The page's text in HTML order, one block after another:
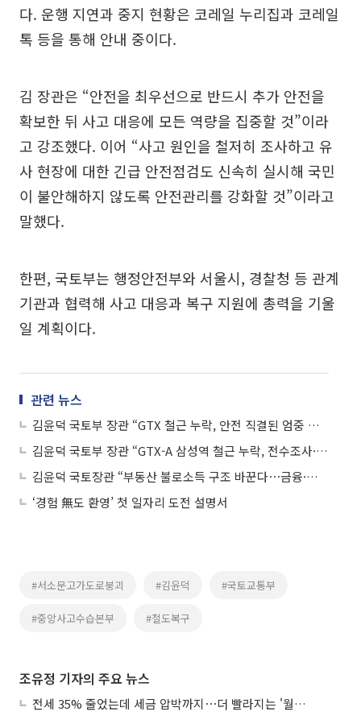
다. 운행 지연과 중지 현황은 코레일 누리집과 코레일
톡 등을 통해 안내 중이다.
김 장관은 “안전을 최우선으로 반드시 추가 안전을
확보한 뒤 사고 대응에 모든 역량을 집중할 것”이라
고 강조했다. 이어 “사고 원인을 철저히 조사하고 유
사 현장에 대한 긴급 안전점검도 신속히 실시해 국민
이 불안해하지 않도록 안전관리를 강화할 것”이라고
말했다.
한편, 국토부는 행정안전부와 서울시, 경찰청 등 관계
기관과 협력해 사고 대응과 복구 지원에 총력을 기울
일 계획이다.
관련 뉴스
김윤덕 국토부 장관 “GTX 철근 누락, 안전 직결된 엄중 사안…모든 보강방안 검토”
김윤덕 국토부 장관 “GTX-A 삼성역 철근 누락, 전수조사·감사 착수”
김윤덕 국토장관 “부동산 불로소득 구조 바꾼다⋯금융·세제·공급 재설계”
‘경험 無도 환영’ 첫 일자리 도전 설명서
#서소문고가도로붕괴 #김윤덕 #국토교통부
#중앙사고수습본부 #철도복구
조유정 기자의 주요 뉴스
전세 35% 줄었는데 세금 압박까지⋯더 빨라지는 '월세화'